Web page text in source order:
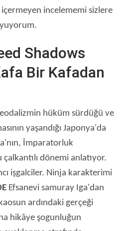
incelememi sizlere
Shadows
Bir Kafadan
hüküm sürdüğü ve
yaşandığı Japonya'da
İmparatorluk
dönemi anlatıyor.
işgalciler. Ninja karakterimi
Efsanevi samuray Iga'dan
ardındaki gerçeği
hikâye şogunluğun